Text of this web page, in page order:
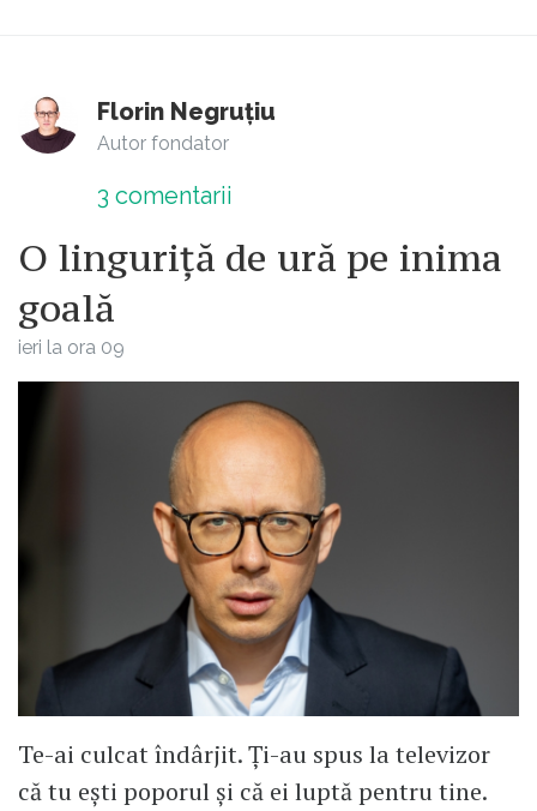
Florin Negruțiu
Autor fondator
3 comentarii
O linguriță de ură pe inima
goală
ieri la ora 09
Te-ai culcat îndârjit. Ți-au spus la televizor
că tu ești poporul și că ei luptă pentru tine.